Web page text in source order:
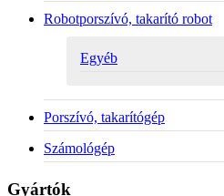
Robotporszívó, takarító robot
Egyéb
Porszívó, takarítógép
Számológép
Gyártók